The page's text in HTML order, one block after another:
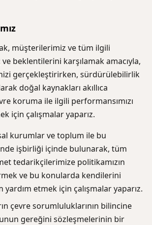
müşterilerimiz ve tüm ilgili
beklentilerini karşılamak amacıyla,
gerçekleştirirken, sürdürülebilirlik
doğal kaynakları akıllıca
koruma ile ilgili performansımızı
için çalışmalar yaparız.
kurumlar ve toplum ile bu
işbirliği içinde bulunarak, tüm
tedarikçilerimize politikamızın
ve bu konularda kendilerini
etmek için çalışmalar yaparız.
çevre sorumluluklarının bilincine
gereğini sözleşmelerinin bir